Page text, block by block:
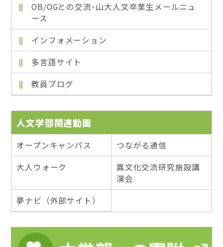
OB/OGとの交流･山大人文卒業生メールニュ
ース
インフォメーション
多言語サイト
教員ブログ
人文学部関連動画
オープンキャンパス
つながる通信
大人ウォーク
異文化交流研究施設講
演会
夢ナビ（外部サイト）